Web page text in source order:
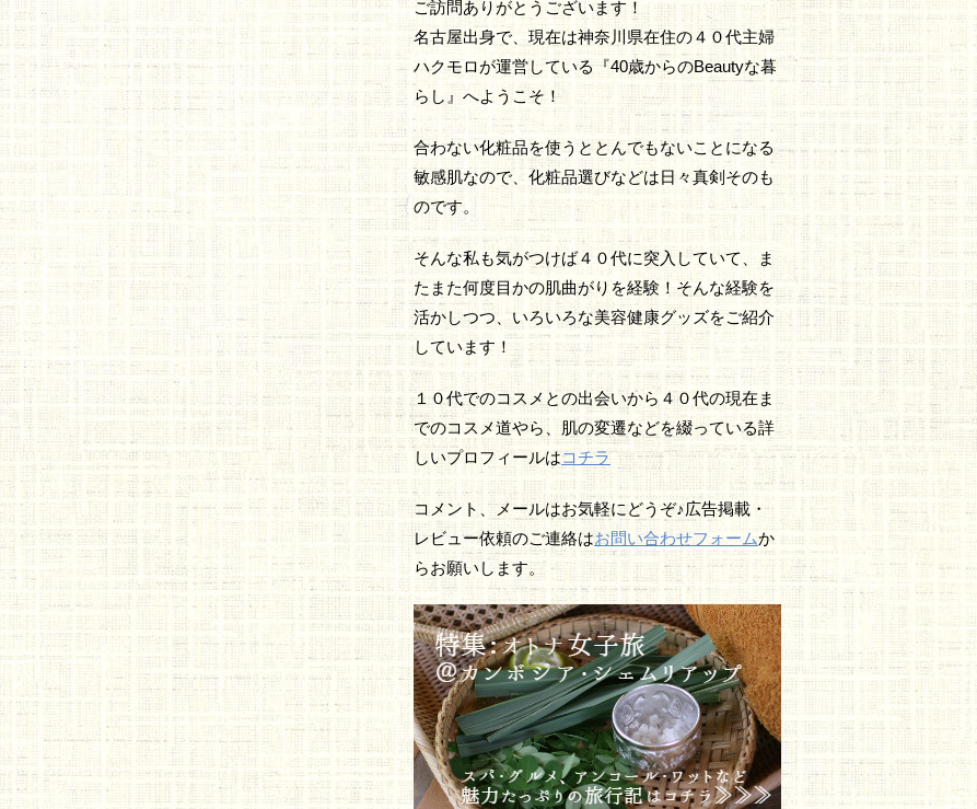
ご訪問ありがとうございます！
名古屋出身で、現在は神奈川県在住の４０代主婦
ハクモロが運営している『40歳からのBeautyな暮
らし』へようこそ！
合わない化粧品を使うととんでもないことになる
敏感肌なので、化粧品選びなどは日々真剣そのも
のです。
そんな私も気がつけば４０代に突入していて、ま
たまた何度目かの肌曲がりを経験！そんな経験を
活かしつつ、いろいろな美容健康グッズをご紹介
しています！
１０代でのコスメとの出会いから４０代の現在ま
でのコスメ道やら、肌の変遷などを綴っている詳
しいプロフィールはコチラ
コメント、メールはお気軽にどうぞ♪広告掲載・
レビュー依頼のご連絡はお問い合わせフォームか
らお願いします。